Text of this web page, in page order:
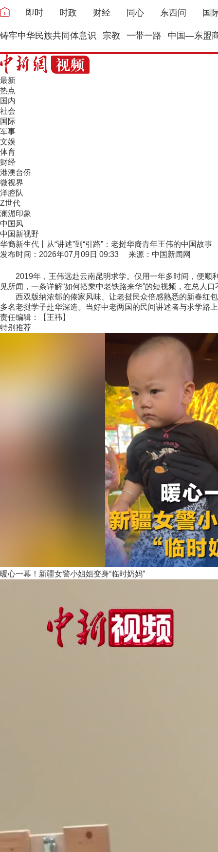
即时 时政 财经 同心 东西问 国
铸牢中华民族共同体意识 宗教 一带一路 中国—东盟
最新
热点
国内
社会
国际
军事
文娱
体育
财经
港澳台侨
微视界
洋腔队
Z世代
澜湄印象
中国风
中国新视野
华裔新生代丨从“讲述”到“引路”：老挝华裔青年王伟的中国故事
发布时间：2026年07月09日 09:33 来源：中国新闻网
2019年，王伟远赴云南昆明求学。仅用一年多时间，便顺
见所闻，一条详解“如何搭乘中老铁路来华”的短视频，在总人
西双版纳浓郁的傣家风味、让老挝民众倍感熟悉的新春红
多名老挝学子赴华深造。当好中老两国的民间讲述者与求学路
责任编辑：【王祎】
特别推荐
暖心一幕！新疆女警小姐姐变身“临时奶妈”